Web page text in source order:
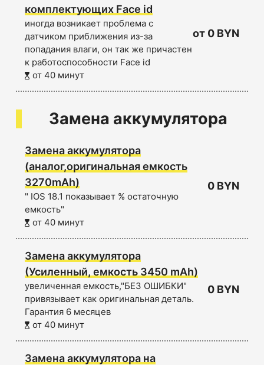
комплектующих Face id
иногда возникает проблема с
датчиком приближения из-за
попадания влаги, он так же причастен
к работоспособности Face id
от 40 минут
от 0 BYN
Замена аккумулятора
Замена аккумулятора
(аналог,оригинальная емкость
3270mAh)
" IOS 18.1 показывает % остаточную
емкость"
от 40 минут
0 BYN
Замена аккумулятора
(Усиленный, емкость 3450 mAh)
увеличенная емкость,"БЕЗ ОШИБКИ"
привязывает как оригинальная деталь.
Гарантия 6 месяцев
от 40 минут
0 BYN
Замена аккумулятора на